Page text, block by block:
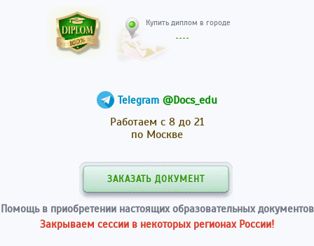
Telegram @Docs_edu
Работаем с 8 до 21
по Москве
ЗАКАЗАТЬ ДОКУМЕНТ
Помощь в приобретении настоящих образовательных документов
Закрываем сессии в некоторых регионах России!